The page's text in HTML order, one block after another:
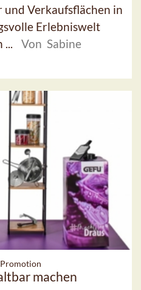
und Verkaufsflächen in
Erlebniswelt
...
Von Sabine
Promotion
machen